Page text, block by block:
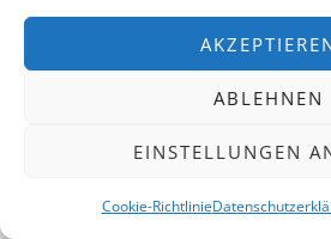
ABLEHNEN
EINSTELLUNGEN
Cookie-Richtlinie